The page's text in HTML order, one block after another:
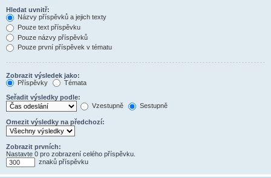
Hledat uvnitř:
Názvy příspěvků a jejich texty
Pouze text příspěvku
Pouze názvy příspěvků
Pouze první příspěvek v tématu
Zobrazit výsledek jako:
Příspěvky
Témata
Seřadit výsledky podle:
Vzestupně
Sestupně
Omezit výsledky na předchozí:
Zobrazit prvních:
Nastavte 0 pro zobrazení celého příspěvku.
znaků příspěvku